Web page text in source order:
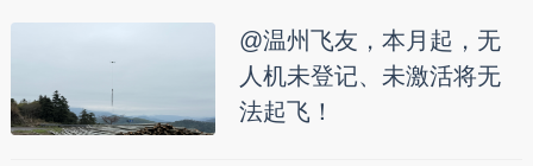
@温州飞友，本月起，无
人机未登记、未激活将无
法起飞！